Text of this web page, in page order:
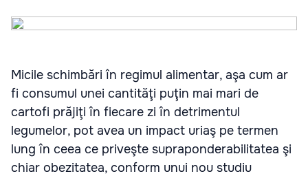
Micile schimbări în regimul alimentar, aşa cum ar
fi consumul unei cantităţi puţin mai mari de
cartofi prăjiţi în fiecare zi în detrimentul
legumelor, pot avea un impact uriaş pe termen
lung în ceea ce priveşte supraponderabilitatea şi
chiar obezitatea, conform unui nou studiu